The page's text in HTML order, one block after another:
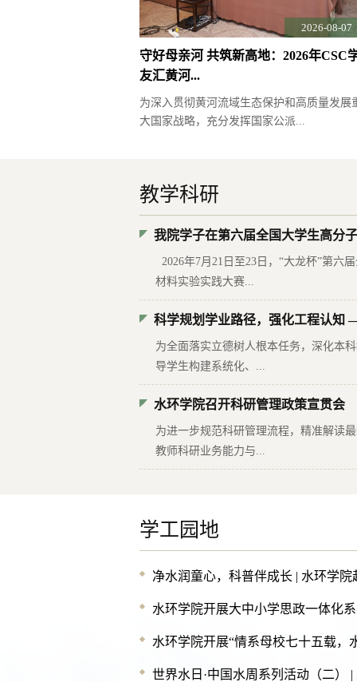
2026-08-07
守好母亲河 共筑新高地：2026年CSC
友汇黄河...
为深入贯彻黄河流域生态保护和高质量发展
大国家战略，充分发挥国家公派...
教学科研
我院学子在第六届全国大学生高分
2026年7月21日至23日，“大龙杯”第六
材料实验实践大赛...
科学规划学业路径，强化工程认知
为全面落实立德树人根本任务，深化本
导学生构建系统化、...
水环学院召开科研管理政策宣贯会
为进一步规范科研管理流程，精准解读
教师科研业务能力与...
学工园地
净水润童心，科普伴成长 | 水环学院
水环学院开展大中小学思政一体化
水环学院开展“情系母校七十五载，
世界水日·中国水周系列活动（二） |